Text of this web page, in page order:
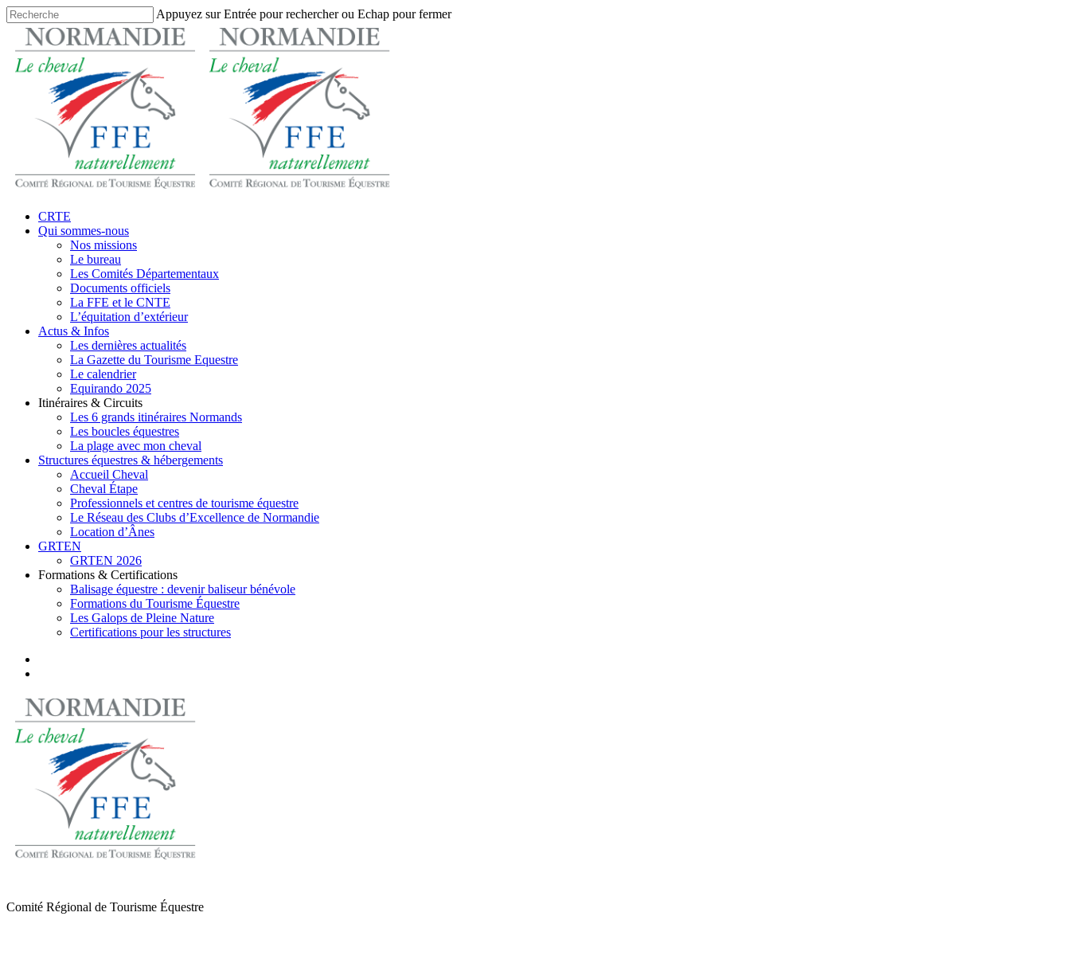
Skip
to
main
content
Appuyez sur Entrée pour rechercher ou Echap pour fermer
Close
Search
search
Menu
CRTE
Qui sommes-nous
Nos missions
Le bureau
Les Comités Départementaux
Documents officiels
La FFE et le CNTE
L’équitation d’extérieur
Actus & Infos
Les dernières actualités
La Gazette du Tourisme Equestre
Le calendrier
Equirando 2025
Itinéraires & Circuits
Les 6 grands itinéraires Normands
Les boucles équestres
La plage avec mon cheval
Structures équestres & hébergements
Accueil Cheval
Cheval Étape
Professionnels et centres de tourisme équestre
Le Réseau des Clubs d’Excellence de Normandie
Location d’Ânes
GRTEN
GRTEN 2026
Formations & Certifications
Balisage équestre : devenir baliseur bénévole
Formations du Tourisme Équestre
Les Galops de Pleine Nature
Certifications pour les structures
Comité Régional de Tourisme Équestre